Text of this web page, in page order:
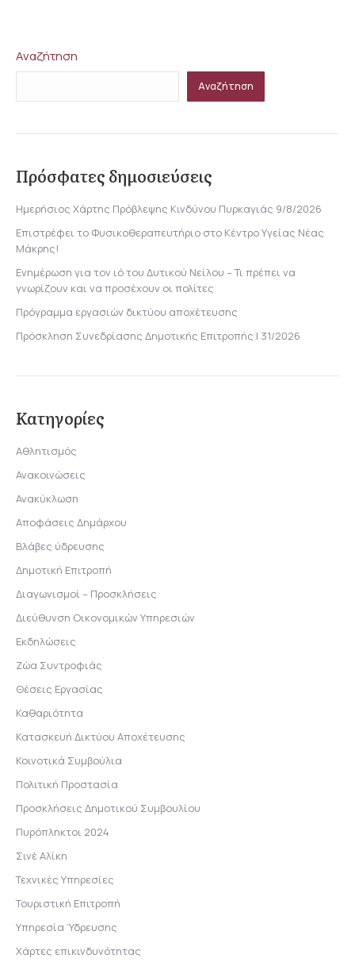
Αναζήτηση
Αναζήτηση
Πρόσφατες δημοσιεύσεις
Ημερήσιος Χάρτης Πρόβλεψης Κινδύνου Πυρκαγιάς 9/8/2026
Επιστρέφει το Φυσικοθεραπευτήριο στο Κέντρο Υγείας Νέας
Μάκρης!
Ενημέρωση για τον ιό του Δυτικού Νείλου – Τι πρέπει να
γνωρίζουν και να προσέχουν οι πολίτες
Πρόγραμμα εργασιών δικτύου αποχέτευσης
Πρόσκληση Συνεδρίασης Δημοτικής Επιτροπής | 31/2026
Κατηγορίες
Αθλητισμός
Ανακοινώσεις
Ανακύκλωση
Αποφάσεις Δημάρχου
Βλάβες ύδρευσης
Δημοτική Επιτροπή
Διαγωνισμοί – Προσκλήσεις
Διεύθυνση Οικονομικών Υπηρεσιών
Εκδηλώσεις
Ζώα Συντροφιάς
Θέσεις Εργασίας
Καθαριότητα
Κατασκευή Δικτύου Αποχέτευσης
Κοινοτικά Συμβούλια
Πολιτική Προστασία
Προσκλήσεις Δημοτικού Συμβουλίου
Πυρόπληκτοι 2024
Σινέ Αλίκη
Τεχνικές Υπηρεσίες
Τουριστική Επιτροπή
Υπηρεσία Ύδρευσης
Χάρτες επικινδυνότητας